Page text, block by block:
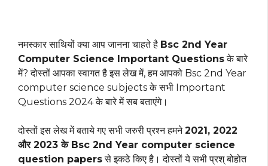
नमस्कार साथियों क्या आप जानना चाहते है Bsc 2nd Year
Computer Science Important Questionsके बारे
में? दोस्तों आपका स्वागत है इस लेख में, हम आपको Bsc 2nd Year
computer science subjects के सभी Important
Questions 2024 के बारे में सब बताएंगे।
दोस्तों इस लेख में बताये गए सभी जरुरी प्रश्न हमने2021, 2022
और 2023 के Bsc 2nd Year computer science
question papersसे इकठे किए है। दोस्तों ये सभी प्रश् बोहोत